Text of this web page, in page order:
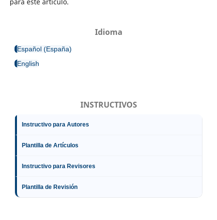
Idioma
Español (España)
English
INSTRUCTIVOS
Instructivo para Autores
Plantilla de Artículos
Instructivo para Revisores
Plantilla de Revisión